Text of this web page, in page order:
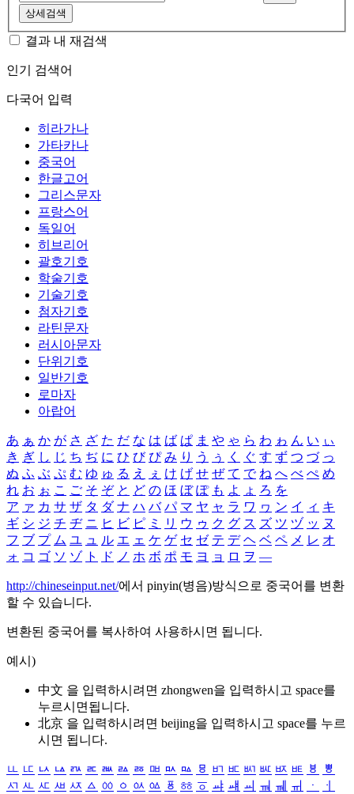
상세검색
결과 내 재검색
인기 검색어
다국어 입력
히라가나
가타카나
중국어
한글고어
그리스문자
프랑스어
독일어
히브리어
괄호기호
학술기호
기술기호
첨자기호
라틴문자
러시아문자
단위기호
일반기호
로마자
아랍어
あ ぁ か が さ ざ た だ な は ば ぱ ま や ゃ ら わ ゎ ん い ぃ
き ぎ し じ ち ぢ に ひ び ぴ み り う ぅ く ぐ す ず つ づ っ
ぬ ふ ぶ ぷ む ゆ ゅ る え ぇ け げ せ ぜ て で ね へ べ ぺ め
れ お ぉ こ ご そ ぞ と ど の ほ ぼ ぽ も よ ょ ろ を
ア ァ カ サ ザ タ ダ ナ ハ バ パ マ ヤ ャ ラ ワ ヮ ン イ ィ キ
ギ シ ジ チ ヂ ニ ヒ ビ ピ ミ リ ウ ゥ ク グ ス ズ ツ ヅ ッ ヌ
フ ブ プ ム ユ ュ ル エ ェ ケ ゲ セ ゼ テ デ ヘ ベ ペ メ レ オ
ォ コ ゴ ソ ゾ ト ド ノ ホ ボ ポ モ ヨ ョ ロ ヲ ―
http://chineseinput.net/에서 pinyin(병음)방식으로 중국어를 변환
할 수 있습니다.
변환된 중국어를 복사하여 사용하시면 됩니다.
예시)
中文 을 입력하시려면 zhongwen을 입력하시고 space를
누르시면됩니다.
北京 을 입력하시려면 beijing을 입력하시고 space를 누르
시면 됩니다.
ㅥ ㅦ ㅧ ㅨ ㅩ ㅪ ㅫ ㅬ ㅭ ㅮ ㅯ ㅰ ㅱ ㅲ ㅳ ㅴ ㅵ ㅶ ㅷ ㅸ
ㅹ
ㅺ ㅻ ㅼ ㅽ ㅾ ㅿ ㆀ ㆁ ㆂ ㆃ ㆄ ㆅ ㆆ ㆇ ㆈ ㆉ ㆊ ㆋ ㆌ ㆍ
ㆎ